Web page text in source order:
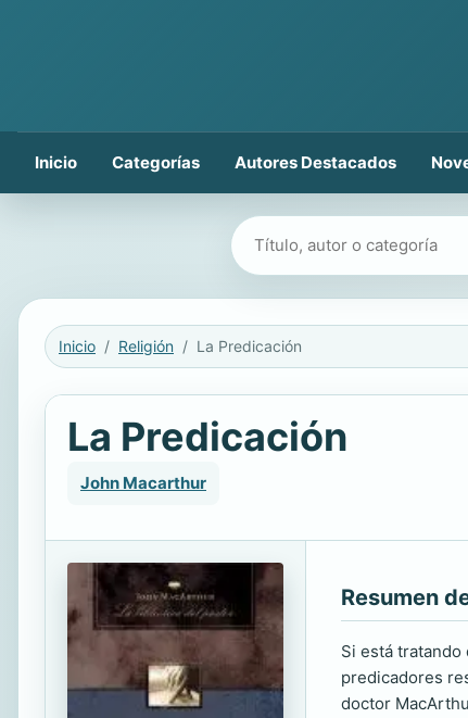
Inicio Categorías Autores Destacados
Buscar libros
Inicio Religión La Predicación
La Predicación
John Macarthur
Resumen
Si está
predicadores
doctor